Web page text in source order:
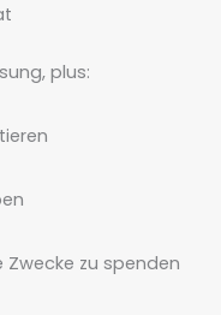
plus:
zu spenden